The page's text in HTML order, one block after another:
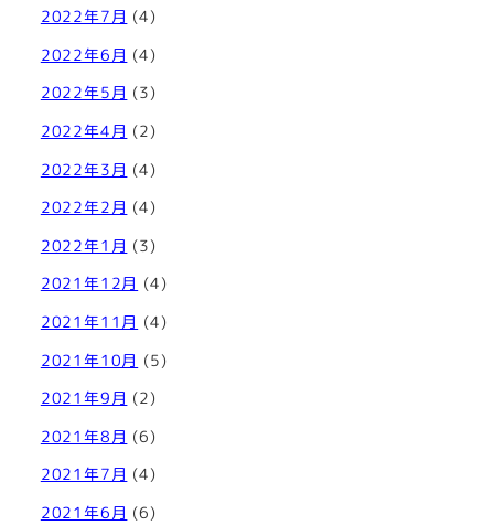
2022年7月 (4)
2022年6月 (4)
2022年5月 (3)
2022年4月 (2)
2022年3月 (4)
2022年2月 (4)
2022年1月 (3)
2021年12月 (4)
2021年11月 (4)
2021年10月 (5)
2021年9月 (2)
2021年8月 (6)
2021年7月 (4)
2021年6月 (6)